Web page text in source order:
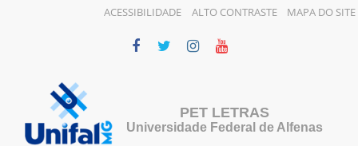
ACESSIBILIDADE ALTO CONTRASTE MAPA DO SITE
conteúdo
PET LETRAS
Universidade Federal de Alfenas